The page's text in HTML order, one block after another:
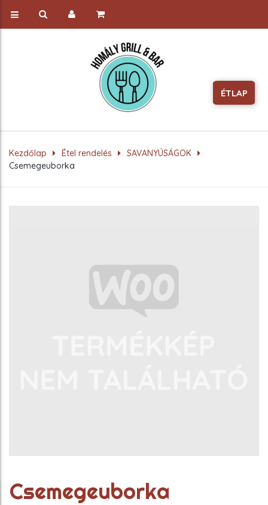
Kezdőlap Étel rendelés
SAVANYÚSÁGOK
Csemegeuborka
Csemegeuborka
ÉTLAP